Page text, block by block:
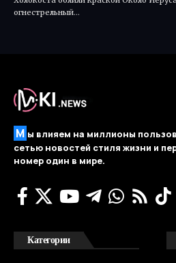
огнестрельный…
М ы влияем на миллионы
сетью новостей стиля жизни и
номер один в мире.
Категории